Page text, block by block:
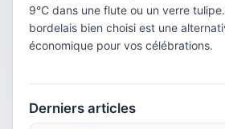
9°C dans une flute ou un verre
bordelais bien choisi est une
économique pour vos célébrations.
Derniers articles